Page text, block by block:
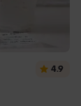
4.9